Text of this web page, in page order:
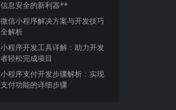
信息安全的新利器**
微信小程序解决方案与开发技巧
全解析
小程序开发工具详解：助力开发
者轻松完成项目
小程序支付开发步骤解析：实现
支付功能的详细步骤